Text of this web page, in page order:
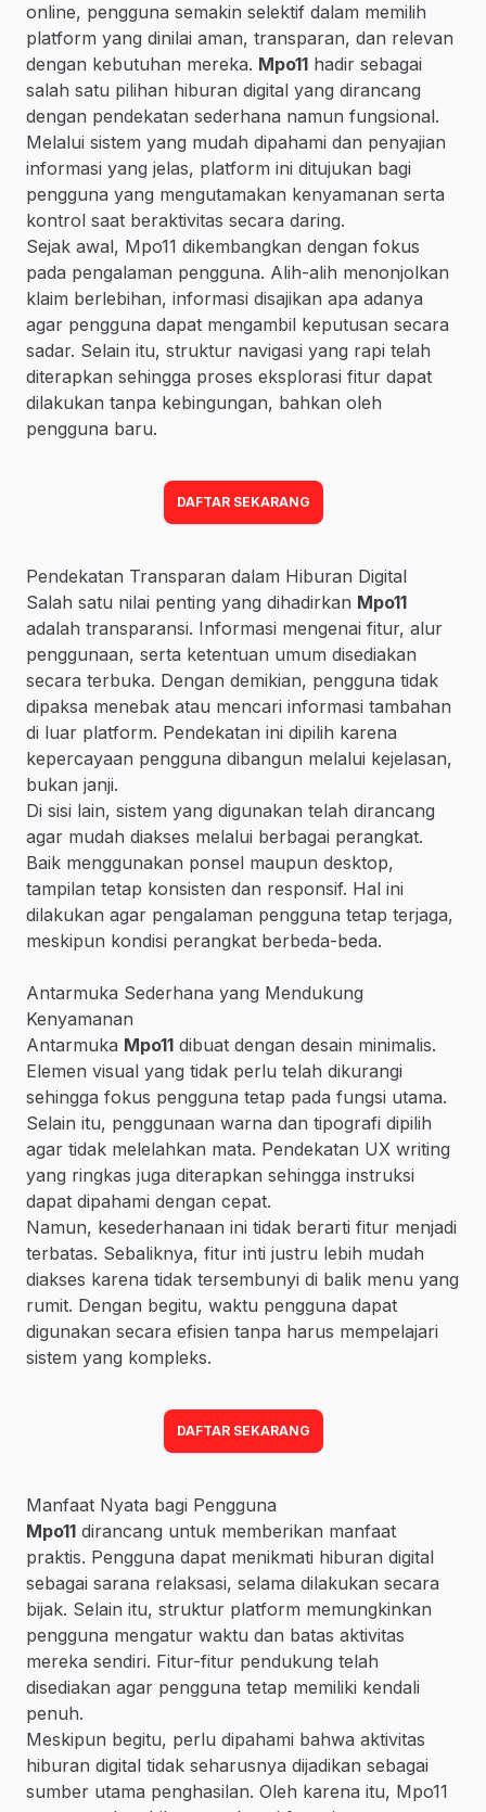
online, pengguna semakin selektif dalam memilih
platform yang dinilai aman, transparan, dan relevan
dengan kebutuhan mereka. Mpo11 hadir sebagai
salah satu pilihan hiburan digital yang dirancang
dengan pendekatan sederhana namun fungsional.
Melalui sistem yang mudah dipahami dan penyajian
informasi yang jelas, platform ini ditujukan bagi
pengguna yang mengutamakan kenyamanan serta
kontrol saat beraktivitas secara daring.
Sejak awal, Mpo11 dikembangkan dengan fokus
pada pengalaman pengguna. Alih-alih menonjolkan
klaim berlebihan, informasi disajikan apa adanya
agar pengguna dapat mengambil keputusan secara
sadar. Selain itu, struktur navigasi yang rapi telah
diterapkan sehingga proses eksplorasi fitur dapat
dilakukan tanpa kebingungan, bahkan oleh
pengguna baru.
DAFTAR SEKARANG
Pendekatan Transparan dalam Hiburan Digital
Salah satu nilai penting yang dihadirkan Mpo11
adalah transparansi. Informasi mengenai fitur, alur
penggunaan, serta ketentuan umum disediakan
secara terbuka. Dengan demikian, pengguna tidak
dipaksa menebak atau mencari informasi tambahan
di luar platform. Pendekatan ini dipilih karena
kepercayaan pengguna dibangun melalui kejelasan,
bukan janji.
Di sisi lain, sistem yang digunakan telah dirancang
agar mudah diakses melalui berbagai perangkat.
Baik menggunakan ponsel maupun desktop,
tampilan tetap konsisten dan responsif. Hal ini
dilakukan agar pengalaman pengguna tetap terjaga,
meskipun kondisi perangkat berbeda-beda.
Antarmuka Sederhana yang Mendukung
Kenyamanan
Antarmuka Mpo11 dibuat dengan desain minimalis.
Elemen visual yang tidak perlu telah dikurangi
sehingga fokus pengguna tetap pada fungsi utama.
Selain itu, penggunaan warna dan tipografi dipilih
agar tidak melelahkan mata. Pendekatan UX writing
yang ringkas juga diterapkan sehingga instruksi
dapat dipahami dengan cepat.
Namun, kesederhanaan ini tidak berarti fitur menjadi
terbatas. Sebaliknya, fitur inti justru lebih mudah
diakses karena tidak tersembunyi di balik menu yang
rumit. Dengan begitu, waktu pengguna dapat
digunakan secara efisien tanpa harus mempelajari
sistem yang kompleks.
DAFTAR SEKARANG
Manfaat Nyata bagi Pengguna
Mpo11 dirancang untuk memberikan manfaat
praktis. Pengguna dapat menikmati hiburan digital
sebagai sarana relaksasi, selama dilakukan secara
bijak. Selain itu, struktur platform memungkinkan
pengguna mengatur waktu dan batas aktivitas
mereka sendiri. Fitur-fitur pendukung telah
disediakan agar pengguna tetap memiliki kendali
penuh.
Meskipun begitu, perlu dipahami bahwa aktivitas
hiburan digital tidak seharusnya dijadikan sebagai
sumber utama penghasilan. Oleh karena itu, Mpo11